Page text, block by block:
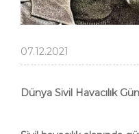
07.12.2021
Dünya Sivil Havacılık